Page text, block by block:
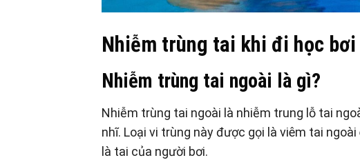
Nhiễm trùng tai khi đi học bơi
Nhiễm trùng tai ngoài là gì?
Nhiễm trùng tai ngoài là nhiễm trung lỗ tai
nhĩ. Loại vi trùng này được gọi là viêm tai
là tai của người bơi.